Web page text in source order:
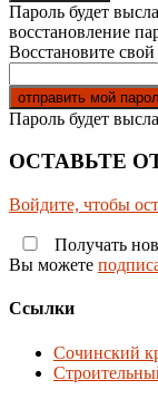
Пароль будет
восстановление
Восстановите
Пароль будет
ОСТАВЬТЕ
Войдите, чтобы
Получать
Вы можете
Ссылки
Сочинский